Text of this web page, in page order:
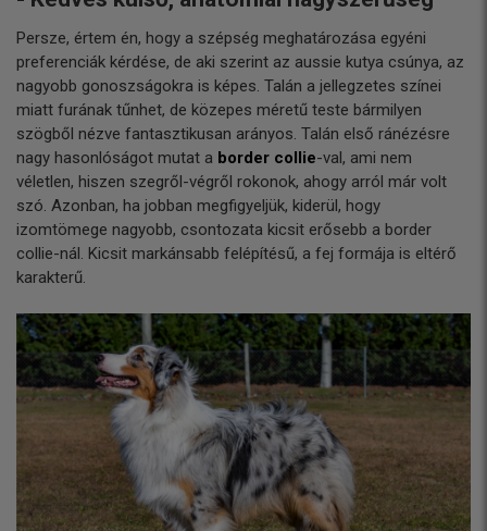
Persze, értem én, hogy a szépség meghatározása egyéni
preferenciák kérdése, de aki szerint az aussie kutya csúnya, az
nagyobb gonoszságokra is képes. Talán a jellegzetes színei
miatt furának tűnhet, de közepes méretű teste bármilyen
szögből nézve fantasztikusan arányos. Talán első ránézésre
nagy hasonlóságot mutat a border collie-val, ami nem
véletlen, hiszen szegről-végről rokonok, ahogy arról már volt
szó. Azonban, ha jobban megfigyeljük, kiderül, hogy
izomtömege nagyobb, csontozata kicsit erősebb a border
collie-nál. Kicsit markánsabb felépítésű, a fej formája is eltérő
karakterű.